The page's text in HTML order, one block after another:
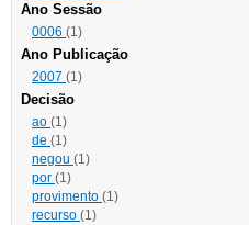
Ano Sessão
0006 (1)
Ano Publicação
2007 (1)
Decisão
ao (1)
de (1)
negou (1)
por (1)
provimento (1)
recurso (1)